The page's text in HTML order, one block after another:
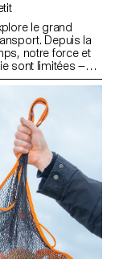
le grand
Depuis la
notre force et
sont limitées —
nous avons
les choses qui
Les élèves de
devaient
objet capable de
de transporter
et
les éléments